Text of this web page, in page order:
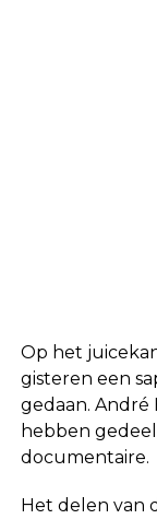
Op het
gisteren een
gedaan. André
hebben
documentaire.
Het delen van